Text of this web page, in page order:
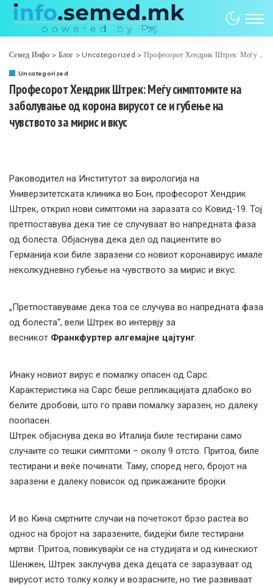
Семед Инфо > Блог > Uncategorized > Професорот Хендрик Штрек: Меѓу симптомите на заболување од корона вирусот се и губење на чувството за мирис и вкус
Uncategorized
Професорот Хендрик Штрек: Меѓу симптомите на
заболување од корона вирусот се и губење на
чувството за мирис и вкус
Раководител на Институтот за вирологија на
Универзитетската клиника во Бон, професорот Хендрик
Штрек, открил нови симптоми на заразата со Ковид-19. Тој
претпоставува дека тие се случуваат во напредната фаза
од болеста. Објаснува дека дел од пациентите во
Германија кои биле заразени со новиот коронавирус имале
неколкудневно губење на чувството за мирис и вкус.
„Претпоставуваме дека тоа се случува во напредната фаза
од болеста“, вели Штрек во интервју за
весникот Франкфуртер алгемајне цајтунг.
Инаку новиот вирус е помалку опасен од Сарс.
Карактеристика на Сарс беше репликацијата длабоко во
белите дробови, што го прави помалку заразен, но далеку
поопасен.
Штрек објаснува дека во Италија биле тестирани само
случаите со тешки симптоми – околу 9 отсто. Притоа, биле
тестирани и веќе починати. Таму, според него, бројот на
заразени е далеку повисок од прикажаните бројки.
И во Кина смртните случаи на почетокот брзо растеа во
однос на бројот на заразените, бидејќи биле тестирани
мртви. Притоа, повикувајќи се на студијата и од кинескиот
Шенжен, Штрек заклучува дека децата се заразуваат од
вирусот исто толку колку и возрасните, но тие развиваат